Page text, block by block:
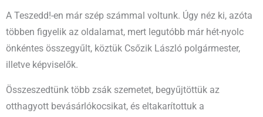
A Teszedd!-en már szép számmal voltunk. Úgy néz ki, azóta
többen figyelik az oldalamat, mert legutóbb már hét-nyolc
önkéntes összegyűlt, köztük Csőzik László polgármester,
illetve képviselők.
Összeszedtünk több zsák szemetet, begyűjtöttük az
otthagyott bevásárlókocsikat, és eltakarítottuk a